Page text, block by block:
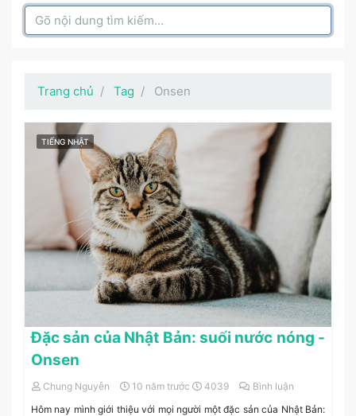
Search Box
Trang chủ Tag Onsen
TIẾNG NHẬT
Đặc sản của Nhật Bản: suối nước nóng -
Onsen
Chung Nguyễn 10 năm trước 4039
Bình luận
Hôm nay mình giới thiệu với mọi người một đặc sản của Nhật Bản: